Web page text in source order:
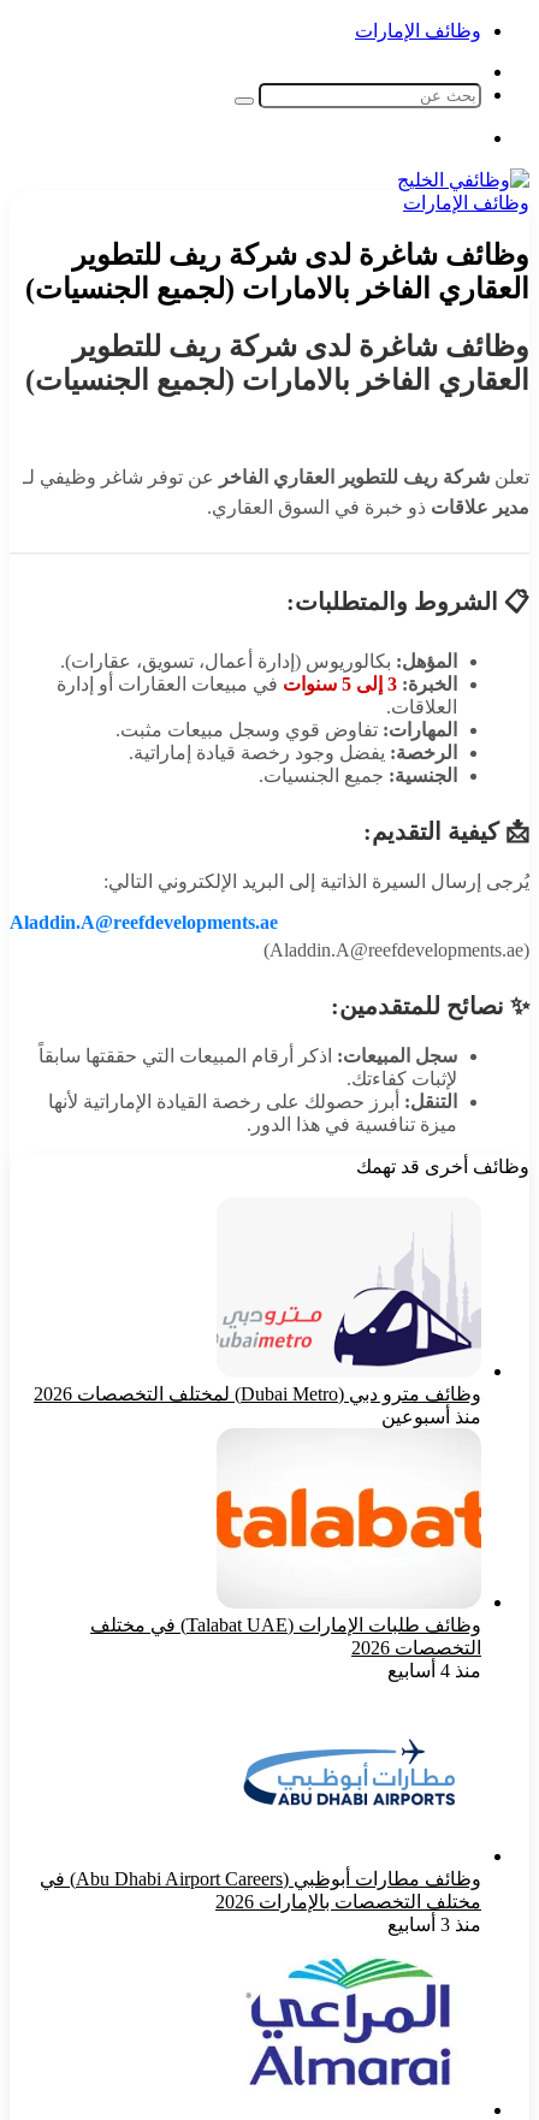
وظائف الإمارات
المظلم
بحث
وظائف الإمارات
وظائف شاغرة لدى شركة ريف للتطوير
العقاري الفاخر بالامارات (لجميع الجنسيات)
وظائف شاغرة لدى شركة ريف للتطوير
العقاري الفاخر بالامارات (لجميع الجنسيات)
تعلن شركة ريف للتطوير العقاري الفاخر
عن توفر شاغر وظيفي لـ
مدير علاقات ذو خبرة في السوق العقاري.
📋 الشروط والمتطلبات:
المؤهل: بكالوريوس (إدارة أعمال، تسويق، عقارات).
الخبرة: 3 إلى 5 سنوات
في مبيعات العقارات أو إدارة
العلاقات.
المهارات: تفاوض قوي وسجل مبيعات مثبت.
الرخصة: يفضل وجود رخصة قيادة إماراتية.
الجنسية: جميع الجنسيات.
📩 كيفية التقديم:
يُرجى إرسال السيرة الذاتية إلى البريد الإلكتروني التالي:
Aladdin.A@reefdevelopments.ae
(Aladdin.A@reefdevelopments.ae)
✨ نصائح للمتقدمين:
سجل المبيعات: اذكر أرقام المبيعات التي حققتها سابقاً
لإثبات كفاءتك.
التنقل: أبرز حصولك على رخصة القيادة الإماراتية لأنها
ميزة تنافسية في هذا الدور.
وظائف أخرى قد تهمك
وظائف مترو دبي (Dubai Metro) لمختلف التخصصات 2026
منذ أسبوعين
وظائف طلبات الإمارات (Talabat UAE) في مختلف
التخصصات 2026
منذ 4 أسابيع
وظائف مطارات أبوظبي (Abu Dhabi Airport Careers) في
مختلف التخصصات بالإمارات 2026
منذ 3 أسابيع